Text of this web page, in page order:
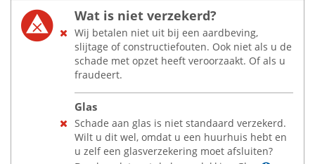
Wat is niet verzekerd?
Wij betalen niet uit bij een aardbeving,
slijtage of constructiefouten. Ook niet als u de
schade met opzet heeft veroorzaakt. Of als u
fraudeert.
Glas
Schade aan glas is niet standaard verzekerd.
Wilt u dit wel, omdat u een huurhuis hebt en
u zelf een glasverzekering moet afsluiten?